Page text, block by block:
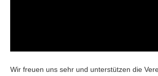
Wir freuen uns sehr und unterstützen die